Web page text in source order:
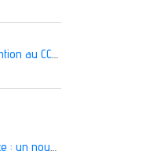
CRT : intervention au CCAS de Metz
Téléassistance : un nouveau produit pour plus de sécurité